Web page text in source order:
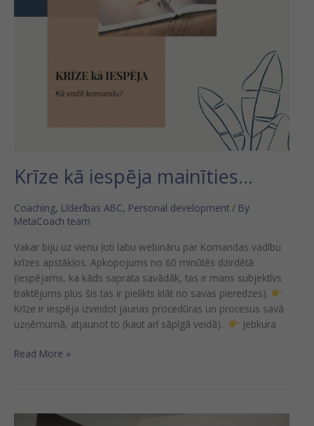
Krīze kā iespēja mainīties…
Coaching, Līderības ABC, Personal development / By
MetaCoach team
Vakar biju uz vienu ļoti labu webināru par Komandas vadību
krīzes apstākļos. Apkopojums no 60 minūtēs dzirdētā
(iespējams, ka kāds saprata savādāk, tas ir mans subjektīvs
traktējums plus šis tas ir pielikts klāt no savas pieredzes).
Krīze ir iespēja izveidot jaunas procedūras un procesus savā
uzņēmumā, atjaunot to (kaut arī sāpīgā veidā).
Jebkura
Read More »